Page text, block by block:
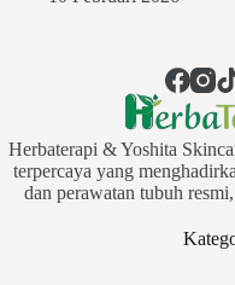
Herbaterapi & Yoshita
terpercaya yang
dan perawatan tubuh